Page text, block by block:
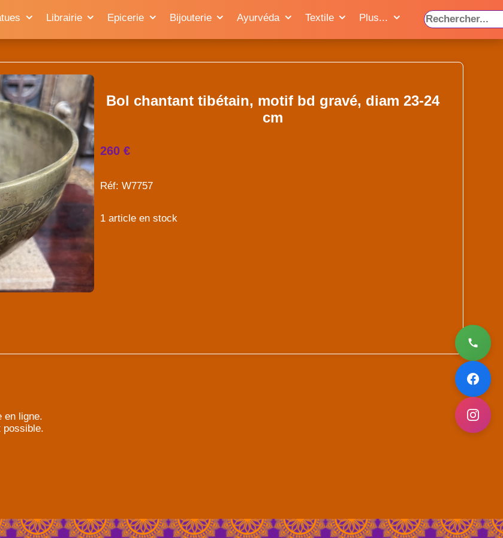
Librairie Epicerie Bijouterie Ayurvéda Textile Plus...
Bol chantant tibétain, motif bd gravé, diam 23-24
cm
260 €
Réf: W7757
1 article en stock
en ligne.
possible.